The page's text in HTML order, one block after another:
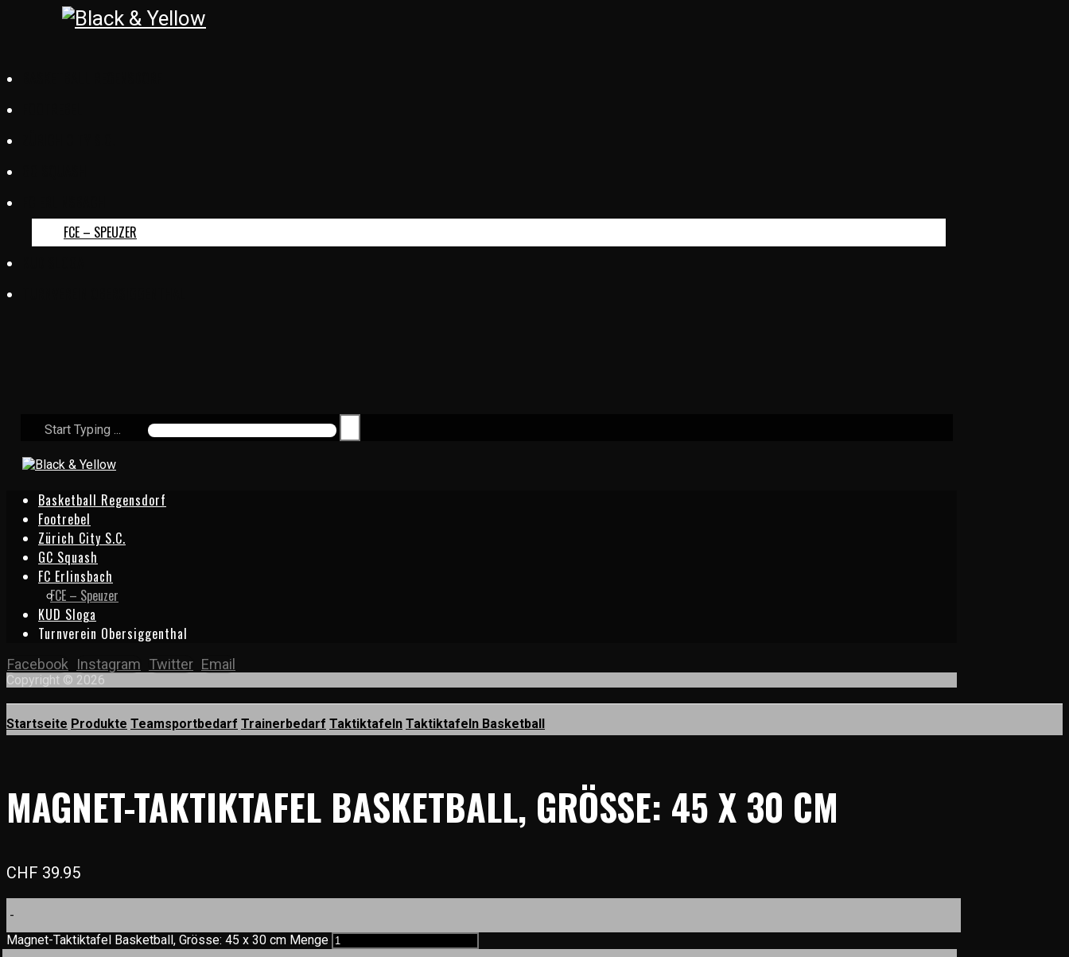
FCE – SPEUZER
Start Typing ...
Basketball Regensdorf
Footrebel
Zürich City S.C.
GC Squash
FC Erlinsbach
FCE – Speuzer
KUD Sloga
Turnverein Obersiggenthal
Facebook Instagram Twitter Email
Copyright © 2026
Startseite Produkte Teamsportbedarf Trainerbedarf Taktiktafeln Taktiktafeln Basketball
MAGNET-TAKTIKTAFEL BASKETBALL, GRÖSSE: 45 X 30 CM
CHF 39.95
-
Magnet-Taktiktafel Basketball, Grösse: 45 x 30 cm Menge